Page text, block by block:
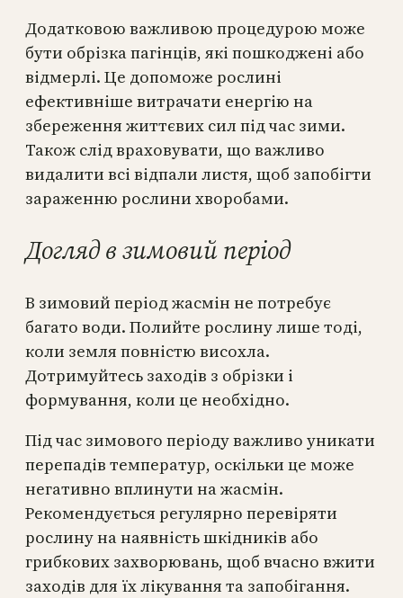
Додатковою важливою процедурою може
бути обрізка пагінців, які пошкоджені або
відмерлі. Це допоможе рослині
ефективніше витрачати енергію на
збереження життєвих сил під час зими.
Також слід враховувати, що важливо
видалити всі відпали листя, щоб запобігти
зараженню рослини хворобами.
Догляд в зимовий період
В зимовий період жасмін не потребує
багато води. Полийте рослину лише тоді,
коли земля повністю висохла.
Дотримуйтесь заходів з обрізки і
формування, коли це необхідно.
Під час зимового періоду важливо уникати
перепадів температур, оскільки це може
негативно вплинути на жасмін.
Рекомендується регулярно перевіряти
рослину на наявність шкідників або
грибкових захворювань, щоб вчасно вжити
заходів для їх лікування та запобігання.